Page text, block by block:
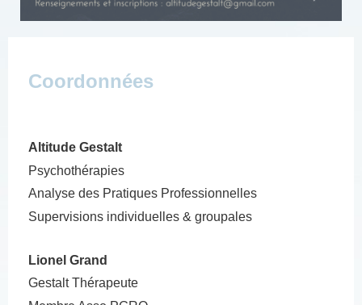
Coordonnées
Altitude Gestalt
Psychothérapies
Analyse des Pratiques Professionnelles
Supervisions individuelles & groupales
Lionel Grand
Gestalt Thérapeute